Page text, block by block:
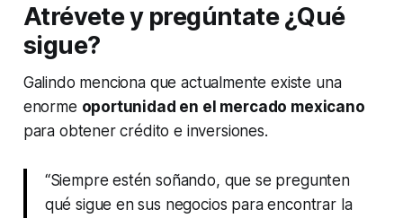
Atrévete y pregúntate ¿Qué
sigue?
Galindo menciona que actualmente existe una
enorme oportunidad en el mercado mexicano
para obtener crédito e inversiones.
“Siempre estén soñando, que se pregunten
qué sigue en sus negocios para encontrar la